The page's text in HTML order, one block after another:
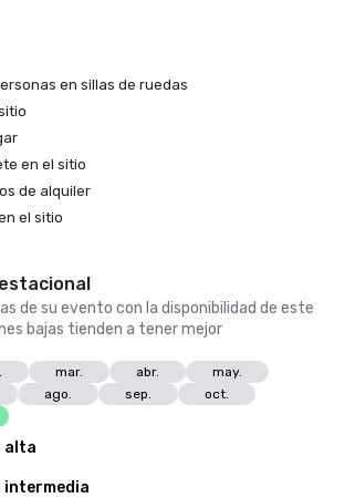
en sillas de ruedas
en el sitio
de alquiler
el sitio
de su evento con la disponibilidad de este
bajas tienden a tener mejor
mar. abr.
may.
ago. sep.
oct.
alta
intermedia